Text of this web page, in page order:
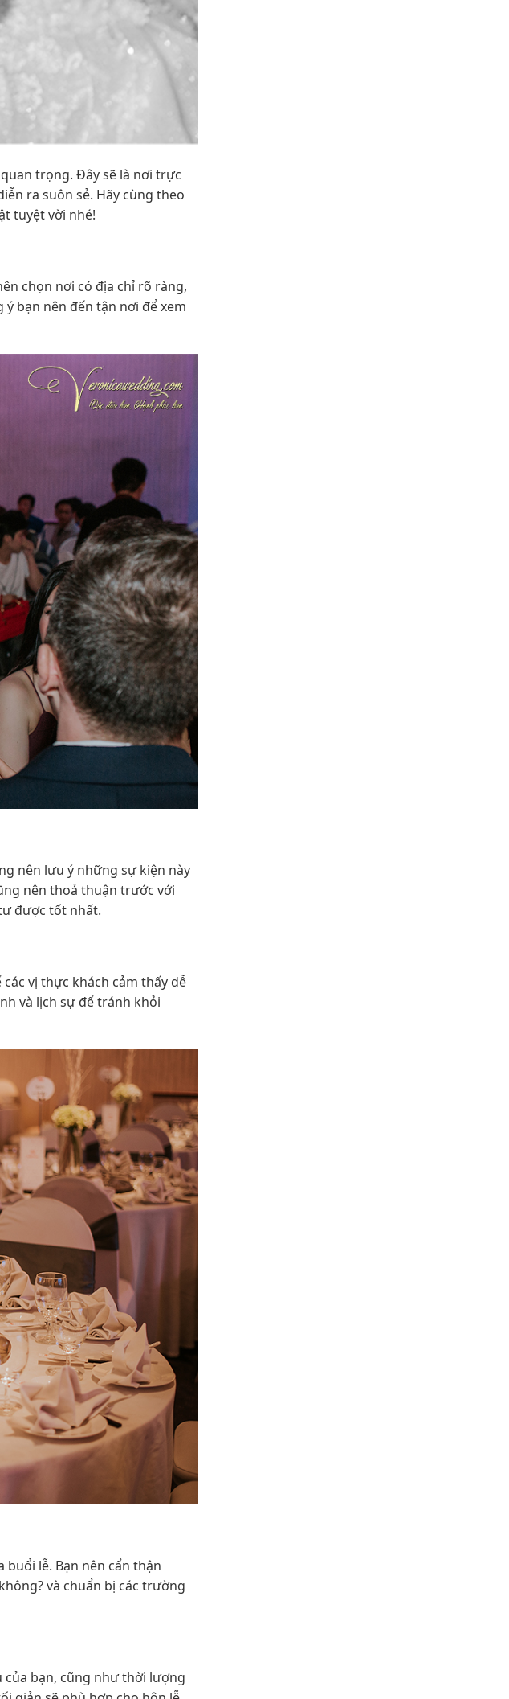
trọng. Đây sẽ là nơi trực
ra suôn sẻ. Hãy cùng theo
tuyệt vời nhé!
chọn nơi có địa chỉ rõ ràng,
bạn nên đến tận nơi để xem
nên lưu ý những sự kiện này
nên thoả thuận trước với
được tốt nhất.
vị thực khách cảm thấy dễ
và lịch sự để tránh khỏi
lễ. Bạn nên cẩn thận
và chuẩn bị các trường
của bạn, cũng như thời lượng